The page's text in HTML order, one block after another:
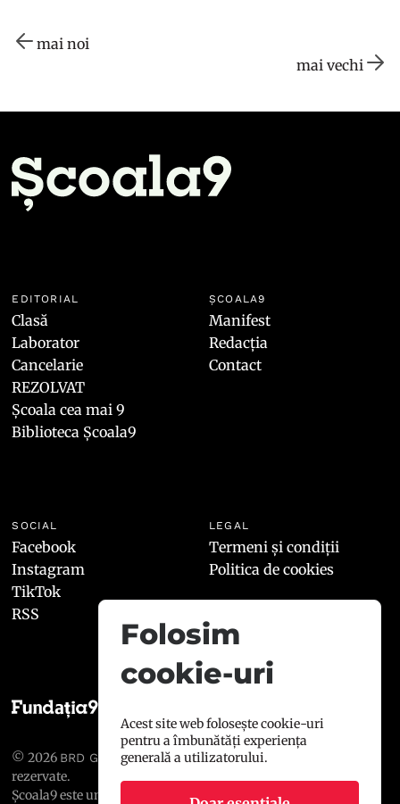
mai noi
mai vechi
EDITORIAL
Clasă
Laborator
Cancelarie
REZOLVAT
Școala cea mai 9
Biblioteca Școala9
ȘCOALA9
Manifest
Redacția
Contact
SOCIAL
Facebook
Instagram
TikTok
RSS
LEGAL
Termeni și condiții
Politica de cookies
© 2026 BRD GROUPE SOCIÉTÉ GÉNÉRALE
rezervate.
Școala9 este un proiect susținut de
BRD GROUPE SOCIÉTÉ
Folosim
cookie-uri
Acest site web folosește cookie-uri
pentru a îmbunătăți experiența
generală a utilizatorului.